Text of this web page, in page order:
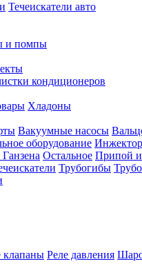
Течеискатели авто
и помпы
кондиционеров
Хладоны
Вакуумные насосы
оборудование
Остальное Припой
Трубогибы
клапаны Реле давления